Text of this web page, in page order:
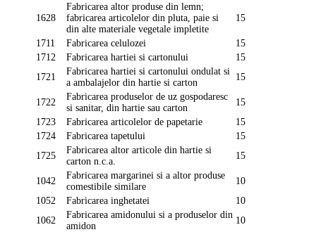
1628
Fabricarea altor produse din lemn;
fabricarea articolelor din pluta, paie si
din alte materiale vegetale impletite
15
1711 Fabricarea celulozei
15
1712
Fabricarea hartiei si cartonului
15
1721
Fabricarea hartiei si cartonului ondulat si
a ambalajelor din hartie si carton
15
1722
Fabricarea produselor de uz gospodaresc
si sanitar, din hartie sau carton
15
1723
Fabricarea articolelor de papetarie
15
1724
Fabricarea tapetului
15
1725
Fabricarea altor articole din hartie si
carton n.c.a.
15
1042
Fabricarea margarinei si a altor produse
comestibile similare
10
1052
Fabricarea inghetatei
10
1062
Fabricarea amidonului si a produselor din
amidon
10